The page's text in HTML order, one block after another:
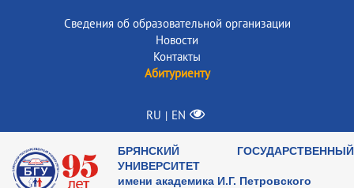
Сведения об образовательной организации
Новости
Контакты
Абитуриенту
RU | EN
БРЯНСКИЙ ГОСУДАРСТВЕННЫЙ
УНИВЕРСИТЕТ
имени академика И.Г. Петровского